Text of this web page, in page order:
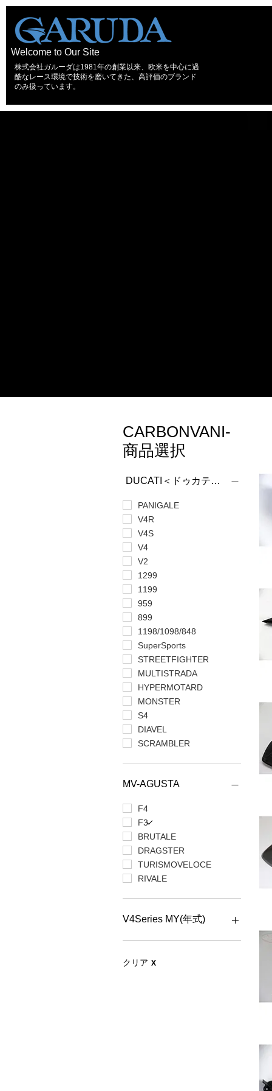
Welcome to Our Site
株式会社ガルーダは1981年の創業以来、欧米を中心に過
酷なレース環境で技術を磨いてきた、高評価のブランド
のみ扱っています。
CARBONVANI-
商品選択
DUCATI＜ドゥカティ＞
PANIGALE
V4R
V4S
V4
V2
1299
1199
959
899
1198/1098/848
SuperSports
STREETFIGHTER
MULTISTRADA
HYPERMOTARD
MONSTER
S4
DIAVEL
SCRAMBLER
MV-AGUSTA
F4
F3
BRUTALE
DRAGSTER
TURISMOVELOCE
RIVALE
V4Series MY(年式)
2025
2024
クリア X